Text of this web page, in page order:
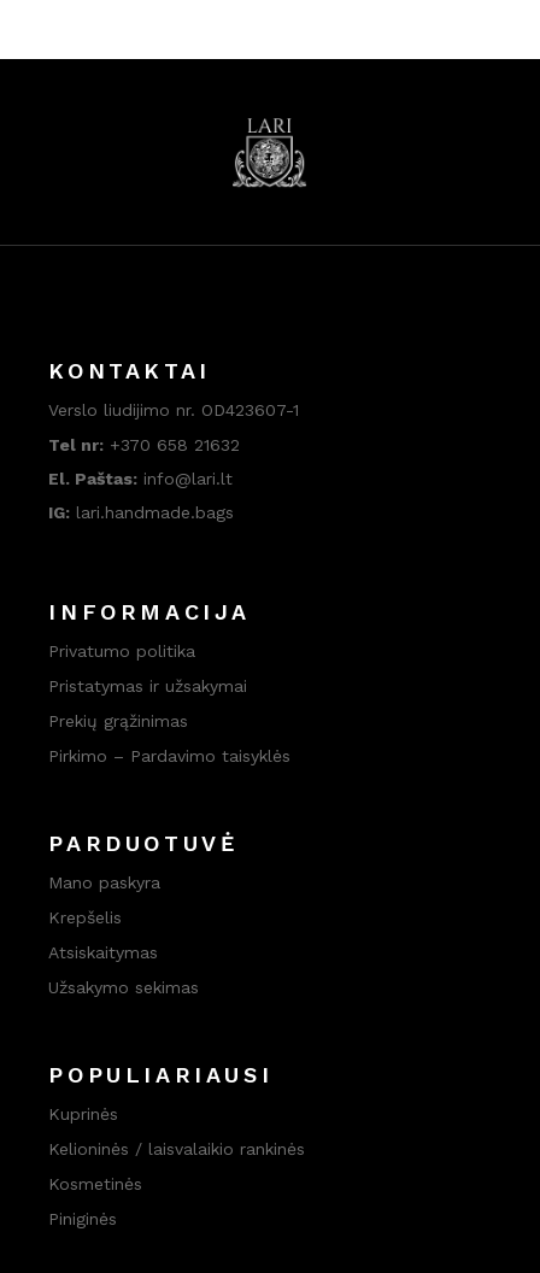
KONTAKTAI
Verslo liudijimo nr. OD423607-1
Tel nr: +370 658 21632
El. Paštas: info@lari.lt
IG: lari.handmade.bags
INFORMACIJA
Privatumo politika
Pristatymas ir užsakymai
Prekių grąžinimas
Pirkimo – Pardavimo taisyklės
PARDUOTUVĖ
Mano paskyra
Krepšelis
Atsiskaitymas
Užsakymo sekimas
POPULIARIAUSI
Kuprinės
Kelioninės / laisvalaikio rankinės
Kosmetinės
Piniginės